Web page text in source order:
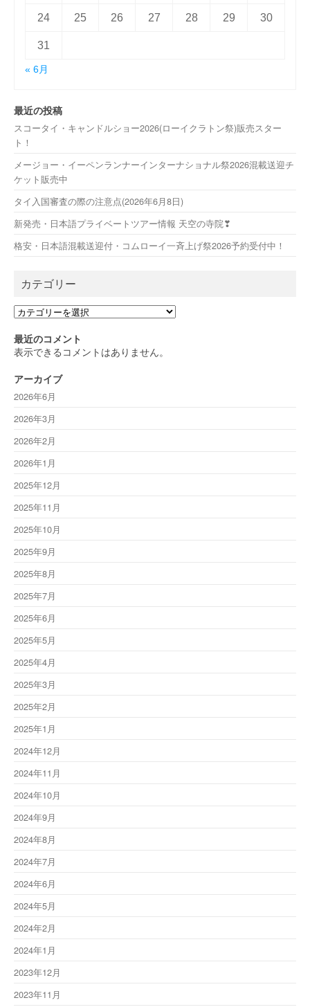
24 25 26 27 28 29 30
31
« 6月
最近の投稿
スコータイ・キャンドルショー2026(ローイクラトン祭)販売スター
ト！
メージョー・イーペンランナーインターナショナル祭2026混載送迎チ
ケット販売中
タイ入国審査の際の注意点(2026年6月8日)
新発売・日本語プライベートツアー情報 天空の寺院❣
格安・日本語混載送迎付・コムローイ一斉上げ祭2026予約受付中！
カテゴリー
カ
ゴ
リ
最近のコメント
表示できるコメントはありません。
アーカイブ
2026年6月
2026年3月
2026年2月
2026年1月
2025年12月
2025年11月
2025年10月
2025年9月
2025年8月
2025年7月
2025年6月
2025年5月
2025年4月
2025年3月
2025年2月
2025年1月
2024年12月
2024年11月
2024年10月
2024年9月
2024年8月
2024年7月
2024年6月
2024年5月
2024年2月
2024年1月
2023年12月
2023年11月